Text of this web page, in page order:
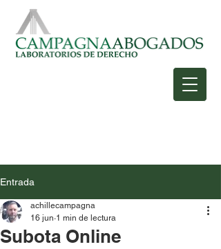
Entrada
Subota Online
achillecampagna
16 jun 1 min de lectura